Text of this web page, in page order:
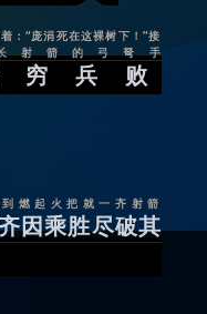
穷兵败
：“庞涓死在这裸树下！”接
射箭的弓弩手
因乘胜尽破其
燃起火把就一齐射箭